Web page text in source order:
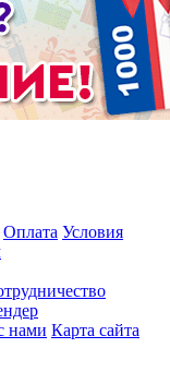
Оплата Условия
нами Карта сайта